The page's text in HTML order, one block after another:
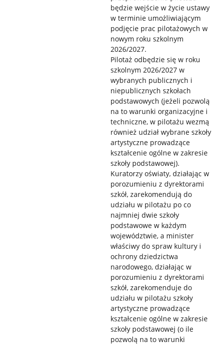
będzie wejście w życie ustawy
w terminie umożliwiającym
podjęcie prac pilotażowych w
nowym roku szkolnym
2026/2027.
Pilotaż odbędzie się w roku
szkolnym 2026/2027 w
wybranych publicznych i
niepublicznych szkołach
podstawowych (jeżeli pozwolą
na to warunki organizacyjne i
techniczne, w pilotażu wezmą
również udział wybrane szkoły
artystyczne prowadzące
kształcenie ogólne w zakresie
szkoły podstawowej).
Kuratorzy oświaty, działając w
porozumieniu z dyrektorami
szkół, zarekomendują do
udziału w pilotażu po co
najmniej dwie szkoły
podstawowe w każdym
województwie, a minister
właściwy do spraw kultury i
ochrony dziedzictwa
narodowego, działając w
porozumieniu z dyrektorami
szkół, zarekomenduje do
udziału w pilotażu szkoły
artystyczne prowadzące
kształcenie ogólne w zakresie
szkoły podstawowej (o ile
pozwolą na to warunki